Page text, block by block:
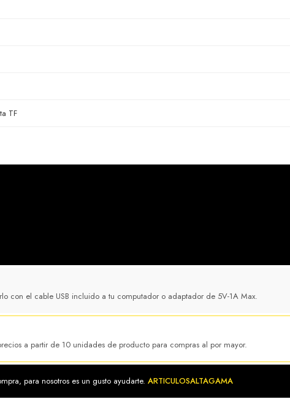
TF
con el cable USB incluido a tu computador o adaptador de 5V-1A Max.
a partir de 10 unidades de producto para compras al por mayor.
para nosotros es un gusto ayudarte. ARTICULOSALTAGAMA